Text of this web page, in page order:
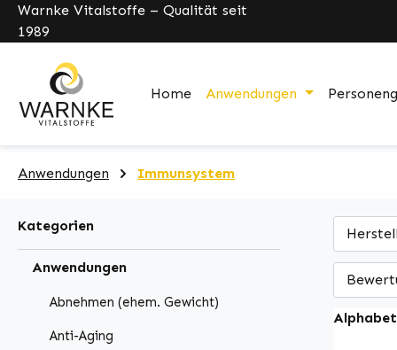
Zur Hauptnavigation springen
Warnke Vitalstoffe – Qualität seit
1989
Home Anwendungen
Anwendungen Immunsystem
Kategorien
Anwendungen
Abnehmen (ehem. Gewicht)
Anti-Aging